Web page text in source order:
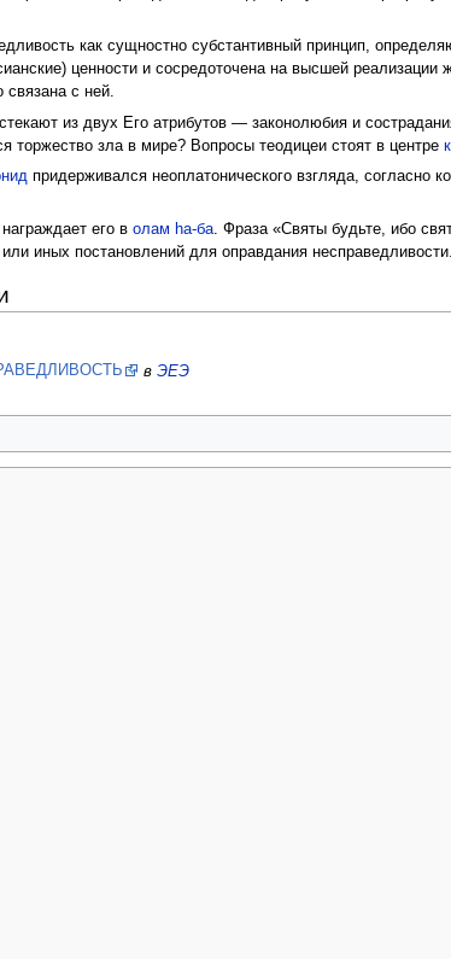
как сущностно субстантивный принцип,
ценности и сосредоточена на высшей реализации
связана с ней.
из двух Его атрибутов — законолюбия и
торжество зла в мире? Вопросы теодицеи стоят в центре
придерживался неоплатонического взгляда, согласно
его волам hа-ба. Фраза «Святы будьте, ибо
иных постановлений для оправдания несправедливости.
в ЭЕЭ